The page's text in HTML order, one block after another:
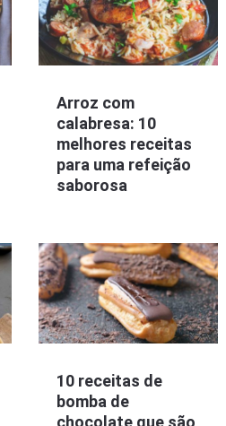
Arroz com
calabresa: 10
melhores receitas
para uma refeição
saborosa
10 receitas de
bomba de
chocolate que são